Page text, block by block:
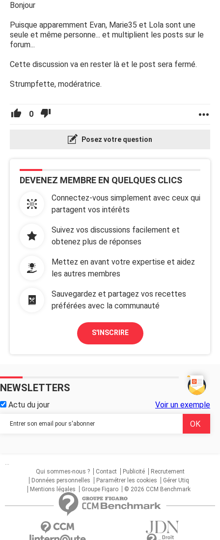
Bonjour
Puisque apparemment Evan, Marie35 et Lola sont une
seule et même personne... et multiplient les posts sur le
forum...
Cette discussion va en rester là et le post sera fermé.
Strumpfette, modératrice.
0
Posez votre question
DEVENEZ MEMBRE EN QUELQUES CLICS
Connectez-vous simplement avec ceux qui
partagent vos intérêts
Suivez vos discussions facilement et
obtenez plus de réponses
Mettez en avant votre expertise et aidez
les autres membres
Sauvegardez et partagez vos recettes
préférées avec la communauté
S'INSCRIRE
NEWSLETTERS
Actu du jour Voir un exemple
...
Qui sommes-nous ?
Contact Publicité
Recrutement
Données personnelles
Paramétrer les cookies
Gérer Utiq
Mentions légales
Groupe Figaro © 2026 CCM Benchmark